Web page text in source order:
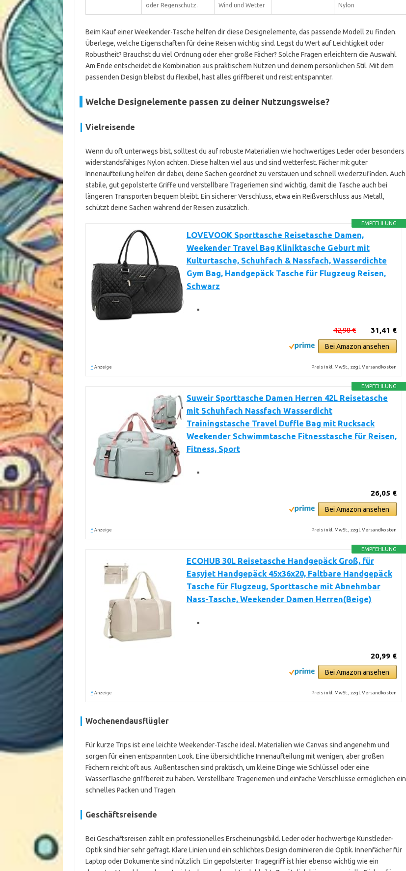
oder Regenschutz.
Wind und Wetter
Nylon
Beim Kauf einer Weekender-Tasche helfen dir diese Designelemente, das passende Modell zu finden.
Überlege, welche Eigenschaften für deine Reisen wichtig sind. Legst du Wert auf Leichtigkeit oder
Robustheit? Brauchst du viel Ordnung oder eher große Fächer? Solche Fragen erleichtern die Auswahl.
Am Ende entscheidet die Kombination aus praktischem Nutzen und deinem persönlichen Stil. Mit dem
passenden Design bleibst du flexibel, hast alles griffbereit und reist entspannter.
Welche Designelemente passen zu deiner Nutzungsweise?
Vielreisende
Wenn du oft unterwegs bist, solltest du auf robuste Materialien wie hochwertiges Leder oder besonders
widerstandsfähiges Nylon achten. Diese halten viel aus und sind wetterfest. Fächer mit guter
Innenaufteilung helfen dir dabei, deine Sachen geordnet zu verstauen und schnell wiederzufinden. Auch
stabile, gut gepolsterte Griffe und verstellbare Trageriemen sind wichtig, damit die Tasche auch bei
längeren Transporten bequem bleibt. Ein sicherer Verschluss, etwa ein Reißverschluss aus Metall,
schützt deine Sachen während der Reisen zusätzlich.
EMPFEHLUNG
LOVEVOOK Sporttasche Reisetasche Damen,
Weekender Travel Bag Kliniktasche Geburt mit
Kulturtasche, Schuhfach & Nassfach, Wasserdichte
Gym Bag, Handgepäck Tasche für Flugzeug Reisen,
Schwarz
31,41 €
42,98 €
Bei Amazon ansehen
* Anzeige Preis inkl. MwSt., zzgl. Versandkosten
EMPFEHLUNG
Suweir Sporttasche Damen Herren 42L Reisetasche
mit Schuhfach Nassfach Wasserdicht
Trainingstasche Travel Duffle Bag mit Rucksack
Weekender Schwimmtasche Fitnesstasche für Reisen,
Fitness, Sport
26,05 €
Bei Amazon ansehen
* Anzeige Preis inkl. MwSt., zzgl. Versandkosten
EMPFEHLUNG
ECOHUB 30L Reisetasche Handgepäck Groß, für
Easyjet Handgepäck 45x36x20, Faltbare Handgepäck
Tasche für Flugzeug, Sporttasche mit Abnehmbar
Nass-Tasche, Weekender Damen Herren(Beige)
20,99 €
Bei Amazon ansehen
* Anzeige Preis inkl. MwSt., zzgl. Versandkosten
Wochenendausflügler
Für kurze Trips ist eine leichte Weekender-Tasche ideal. Materialien wie Canvas sind angenehm und
sorgen für einen entspannten Look. Eine übersichtliche Innenaufteilung mit wenigen, aber großen
Fächern reicht oft aus. Außentaschen sind praktisch, um kleine Dinge wie Schlüssel oder eine
Wasserflasche griffbereit zu haben. Verstellbare Trageriemen und einfache Verschlüsse ermöglichen ein
schnelles Packen und Tragen.
Geschäftsreisende
Bei Geschäftsreisen zählt ein professionelles Erscheinungsbild. Leder oder hochwertige Kunstleder-
Optik sind hier sehr gefragt. Klare Linien und ein schlichtes Design dominieren die Optik. Innenfächer für
Laptop oder Dokumente sind nützlich. Ein gepolsterter Tragegriff ist hier ebenso wichtig wie ein